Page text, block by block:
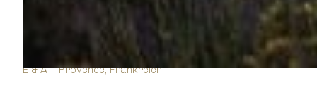
E & A – Provence, Frankreich